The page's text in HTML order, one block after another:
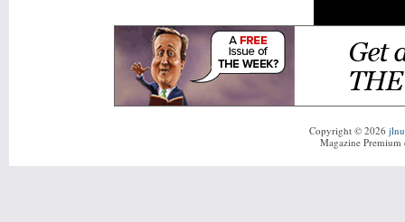
Copyright © 2026
Magazine Premium